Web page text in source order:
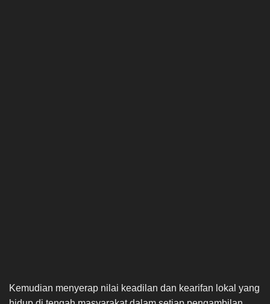
Kemudian menyerap nilai keadilan dan kearifan lokal yang